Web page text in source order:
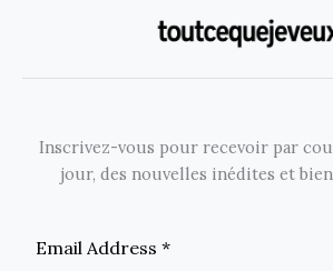
Inscrivez-vous pour recevoir par
jour, des nouvelles inédites et